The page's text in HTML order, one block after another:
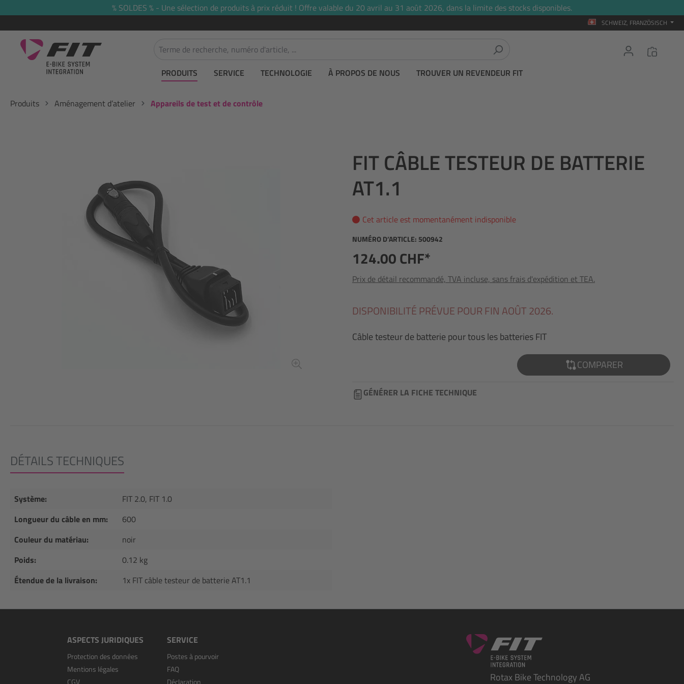
Passer à la navigation principale% SOLDES % - Une sélection de produits à prix réduit ! Offre valable du 20 avril au 31 août 2026, dans la limite des stocks disponibles.
SCHWEIZ, FRANZÖSISCH
PRODUITS SERVICE TECHNOLOGIE À PROPOS DE NOUS TROUVER UN REVENDEUR FIT
Produits Aménagement d’atelier Appareils de test et de contrôle
FIT CÂBLE TESTEUR DE BATTERIE
AT1.1
Cet article est momentanément indisponible
NUMÉRO D’ARTICLE: 500942
124.00 CHF*
Prix de détail recommandé, TVA incluse, sans frais d'expédition et TEA.
DISPONIBILITÉ PRÉVUE POUR FIN AOÛT 2026.
Câble testeur de batterie pour tous les batteries FIT
COMPARER
GÉNÉRER LA FICHE TECHNIQUE
DÉTAILS TECHNIQUES
Système:
FIT 2.0, FIT 1.0
Longueur du câble en mm:
600
Couleur du matériau:
noir
Poids:
0.12 kg
Étendue de la livraison:
1x FIT câble testeur de batterie AT1.1
ASPECTS JURIDIQUES
Protection des données
Mentions légales
CGV
SERVICE
Postes à pourvoir
FAQ
Déclaration
Rotax Bike Technology AG